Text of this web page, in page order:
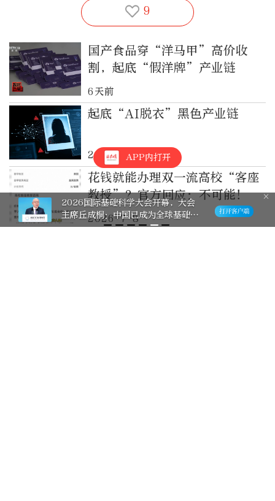
9
国产食品穿“洋马甲”高价收
割，起底“假洋牌”产业链
6天前
起底“AI脱衣”黑色产业链
2026-7-29
花钱就能办理双一流高校“客座
教授”？官方回应：不可能！
2026-7-8
APP内打开
2026国际基础科学大会开幕，大会
主席丘成桐：中国已成为全球基础研
究的沃土